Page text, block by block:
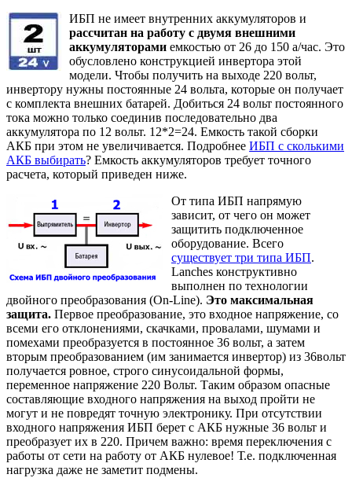
ИБП не имеет внутренних аккумуляторов и
рассчитан на работу с двумя внешними
аккумуляторами емкостью от 26 до 150 а/час. Это
обусловлено конструкцией инвертора этой
модели. Чтобы получить на выходе 220 вольт,
инвертору нужны постоянные 24 вольта, которые он получает
с комплекта внешних батарей. Добиться 24 вольт постоянного
тока можно только соединив последовательно два
аккумулятора по 12 вольт. 12*2=24. Емкость такой сборки
АКБ при этом не увеличивается. Подробнее ИБП с сколькими
АКБ выбирать? Емкость аккумуляторов требует точного
расчета, который приведен ниже.
От типа ИБП напрямую
зависит, от чего он может
защитить подключенное
оборудование. Всего
существует три типа ИБП.
Lanches конструктивно
выполнен по технологии
двойного преобразования (On-Line). Это максимальная
защита. Первое преобразование, это входное напряжение, со
всеми его отклонениями, скачками, провалами, шумами и
помехами преобразуется в постоянное 36 вольт, а затем
вторым преобразованием (им занимается инвертор) из 36вольт
получается ровное, строго синусоидальной формы,
переменное напряжение 220 Вольт. Таким образом опасные
составляющие входного напряжения на выход пройти не
могут и не повредят точную электронику. При отсутствии
входного напряжения ИБП берет с АКБ нужные 36 вольт и
преобразует их в 220. Причем важно: время переключения с
работы от сети на работу от АКБ нулевое! Т.е. подключенная
нагрузка даже не заметит подмены.